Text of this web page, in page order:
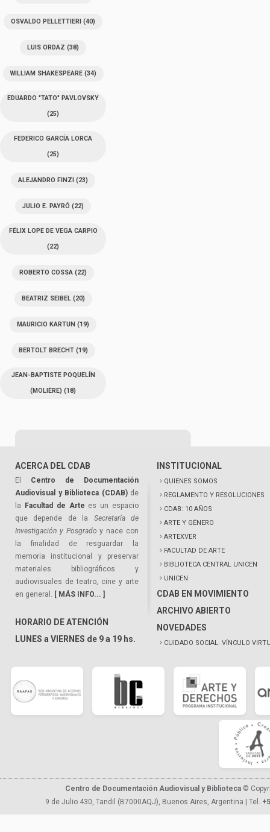
OSVALDO PELLETTIERI (40)
LUIS ORDAZ (38)
WILLIAM SHAKESPEARE(34)
EDUARDO "TATO" PAVLOVSKY
(25)
FEDERICO GARCÍA LORCA
(25)
ALEJANDRO FINZI (23)
JULIO E. PAYRÓ (22)
FÉLIX LOPE DE VEGA CARPIO
(22)
ROBERTO COSSA (22)
BEATRIZ SEIBEL(20)
MAURICIO KARTUN (19)
BERTOLT BRECHT(19)
JEAN-BAPTISTE POQUELÍN
(MOLIÈRE) (18)
ACERCA DEL CDAB
El Centro de Documentación
Audiovisual y Biblioteca (CDAB)de
la
Facultad de Arte es un espacio
que depende de la Secretaría de
Investigación y Posgrado y nace con
la finalidad de resguardar la
memoria institucional y preservar
materiales bibliográficos y
audiovisuales de teatro, cine y arte
en general. [ MÁS INFO... ]
HORARIO DE ATENCIÓN
LUNES a VIERNES de 9 a 19 hs.
INSTITUCIONAL
QUIENES SOMOS
REGLAMENTO Y RESOLUCIONES
CDAB: 10 AÑOS
ARTE Y GÉNERO
ARTEXVER
FACULTAD DE ARTE
BIBLIOTECA CENTRAL UNICEN
UNICEN
CDAB EN MOVIMIENTO
ARCHIVO ABIERTO
NOVEDADES
CUIDADO SOCIAL. VÍNCULO
Centro de Documentación Audiovisual y Biblioteca ©
9 de Julio 430, Tandil (B7000AQJ), Buenos Aires, Argentina | Tel.